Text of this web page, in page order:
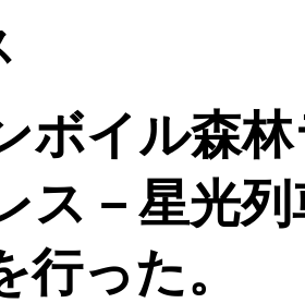
ボイル森
ス－星光
行った。